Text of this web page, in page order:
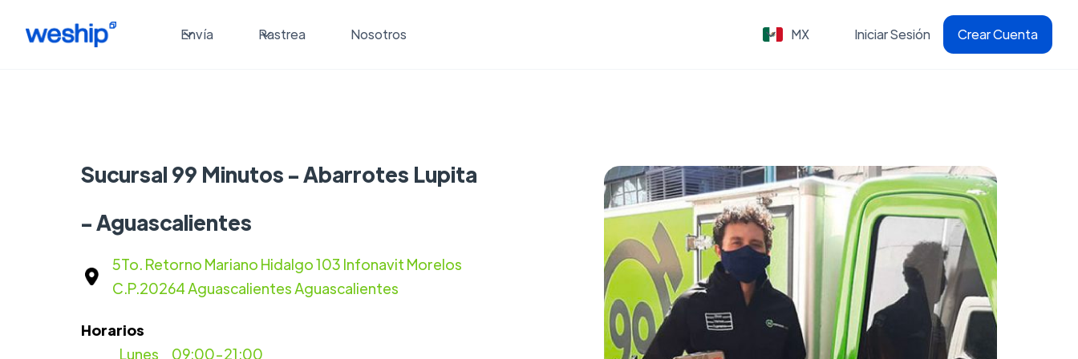
Envía Rastrea Nosotros MX Iniciar Sesión Crear Cuenta
Sucursal 99 Minutos - Abarrotes Lupita
- Aguascalientes
5To. Retorno Mariano Hidalgo 103 Infonavit Morelos
C.P.20264 Aguascalientes Aguascalientes
Horarios
09:00-21:00
Lunes